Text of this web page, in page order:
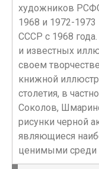
художников
1968 и 1972-1973
СССР с 1968
и известных
своем
книжной
столетия, в
Соколов,
рисунки черной
являющиеся
ценимыми среди